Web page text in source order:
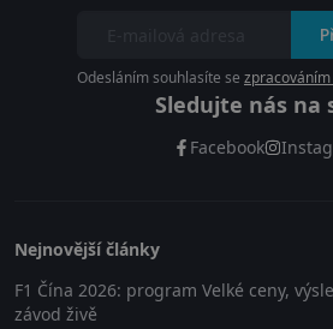
Odesláním souhlasíte se
Sledujte nás na
Facebook
Nejnovější články
F1 Čína 2026: program Velké ceny,
závod živě